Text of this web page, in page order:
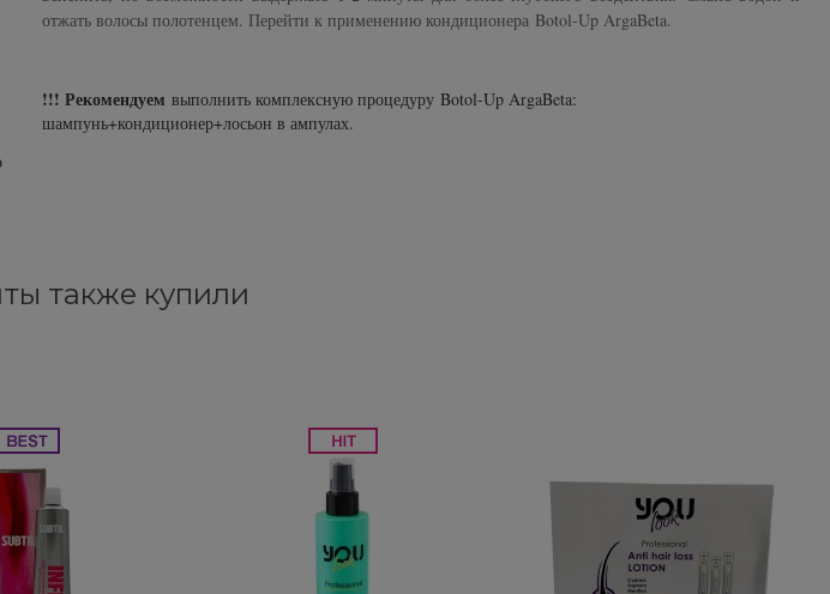
отжать волосы полотенцем. Перейти к применению кондиционера Botol-Up ArgaBeta.
!!! Рекомендуем выполнить комплексную процедуру Botol-Up ArgaBeta:
шампунь+кондиционер+лосьон в ампулах.
также купили